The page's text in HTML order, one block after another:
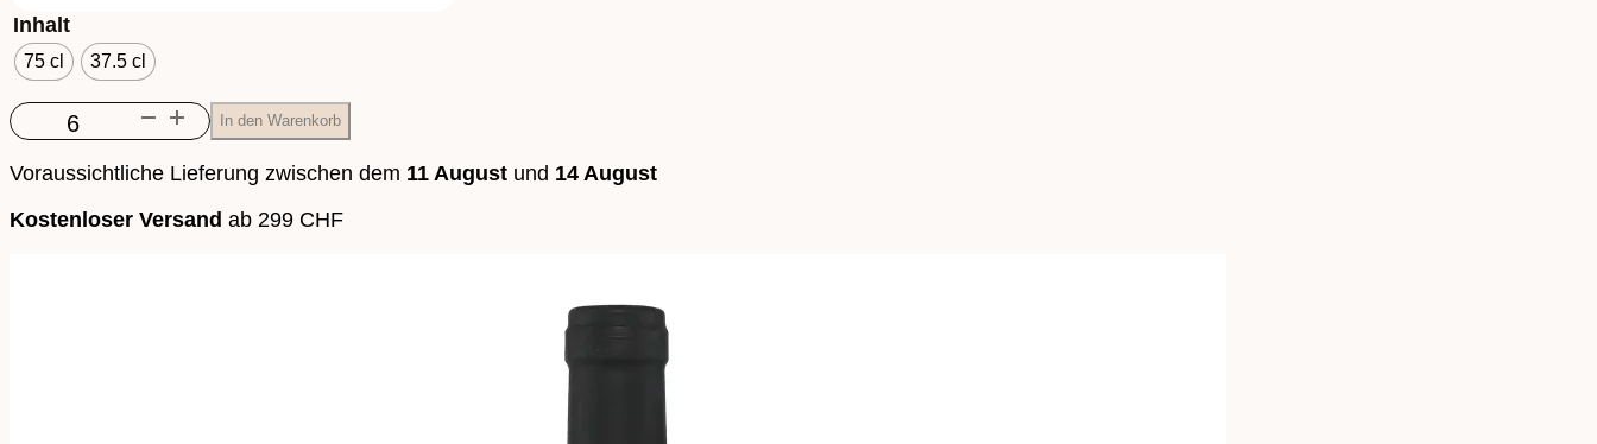
Inhalt
75 cl 37.5 cl
Syrah
Barrique
Menge
In den Warenkorb
Voraussichtliche Lieferung zwischen dem 11 August und 14 August
Kostenloser Versand ab 299 CHF